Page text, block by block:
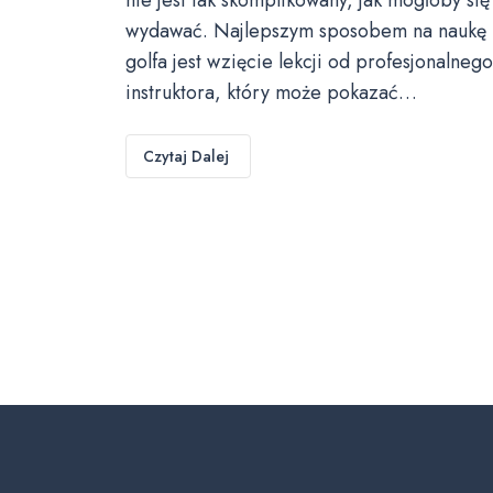
wydawać. Najlepszym sposobem na naukę
golfa jest wzięcie lekcji od profesjonalnego
instruktora, który może pokazać…
Czytaj Dalej